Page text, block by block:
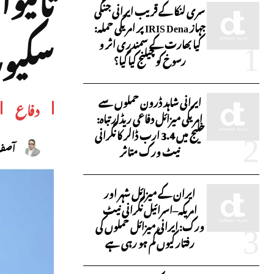
سری لنکا کے قریب ایرانی جنگی
جہاز IRIS Dena پر امریکی حملہ:
کیا بھارت کے سمندری اثر و
رسوخ کو چیلنج کیا گیا؟
ایرانی شاہد ڈرون حملوں سے
امریکی میزائل دفاعی ریڈار تباہ:
خلیج میں 3.4 ارب ڈالر کا نگرانی
نیٹ ورک متاثر
ایران کے میزائل شہر اور
امریکہ–اسرائیل نگرانی نیٹ
ورک: ایرانی میزائل حملوں کی
رفتار کیوں کم ہو رہی ہے
دفاع